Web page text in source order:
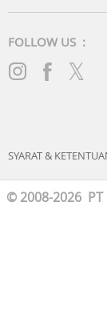
FOLLOW US :
SYARAT &
© 2008-2026 PT